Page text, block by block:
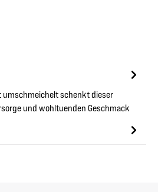
umschmeichelt schenkt dieser
und wohltuenden Geschmack